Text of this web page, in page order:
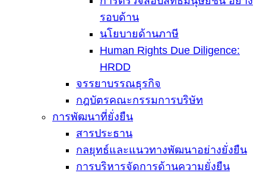
รอบด้าน
นโยบายด้านภาษี
Human Rights Due Diligence:
HRDD
จรรยาบรรณธุรกิจ
กฎบัตรคณะกรรมการบริษัท
การพัฒนาที่ยั่งยืน
สารประธาน
กลยุทธ์และแนวทางพัฒนาอย่างยั่งยืน
การบริหารจัดการด้านความยั่งยืน